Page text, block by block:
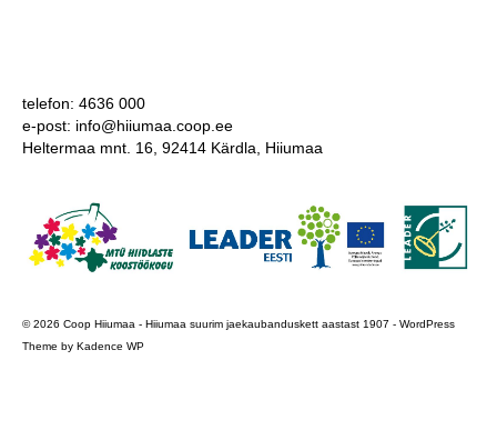
telefon: 4636 000
e-post: info@hiiumaa.coop.ee
Heltermaa mnt. 16, 92414 Kärdla, Hiiumaa
© 2026 Coop Hiiumaa - Hiiumaa suurim jaekaubanduskett aastast 1907 - WordPress
Theme by Kadence WP